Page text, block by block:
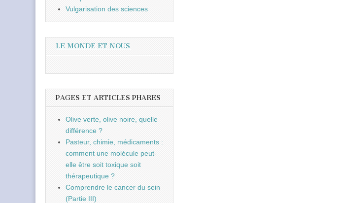
Vulgarisation des sciences
LE MONDE ET NOUS
PAGES ET ARTICLES PHARES
Olive verte, olive noire, quelle
différence ?
Pasteur, chimie, médicaments :
comment une molécule peut-
elle être soit toxique soit
thérapeutique ?
Comprendre le cancer du sein
(Partie III)